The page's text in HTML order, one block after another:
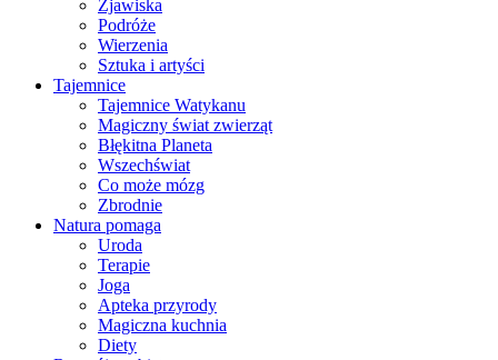
Zjawiska
Podróże
Wierzenia
Sztuka i artyści
Tajemnice
Tajemnice Watykanu
Magiczny świat zwierząt
Błękitna Planeta
Wszechświat
Co może mózg
Zbrodnie
Natura pomaga
Uroda
Terapie
Joga
Apteka przyrody
Magiczna kuchnia
Diety